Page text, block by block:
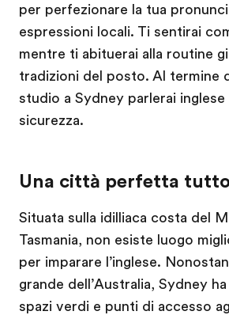
per perfezionare la tua
espressioni locali. Ti sentirai
mentre ti abituerai alla routine
tradizioni del posto. Al termine
studio a Sydney parlerai inglese
sicurezza.
Una città perfetta tutto
Situata sulla idilliaca costa del
Tasmania, non esiste luogo
per imparare l’inglese.
grande dell’Australia, Sydney
spazi verdi e punti di accesso